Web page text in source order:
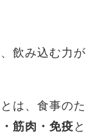
飲み込む力が
は、食事のた
筋肉・免疫と